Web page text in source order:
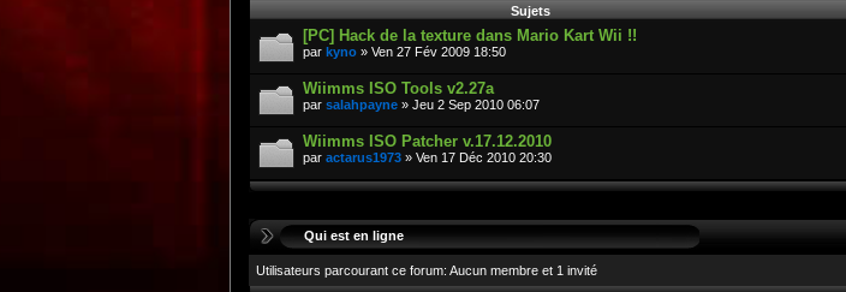
Sujets
[PC] Hack de la texture dans Mario Kart Wii !!
par kyno » Ven 27 Fév 2009 18:50
Wiimms ISO Tools v2.27a
par salahpayne » Jeu 2 Sep 2010 06:07
Wiimms ISO Patcher v.17.12.2010
par actarus1973 » Ven 17 Déc 2010 20:30
Qui est en ligne
Utilisateurs parcourant ce forum: Aucun membre et 1 invité